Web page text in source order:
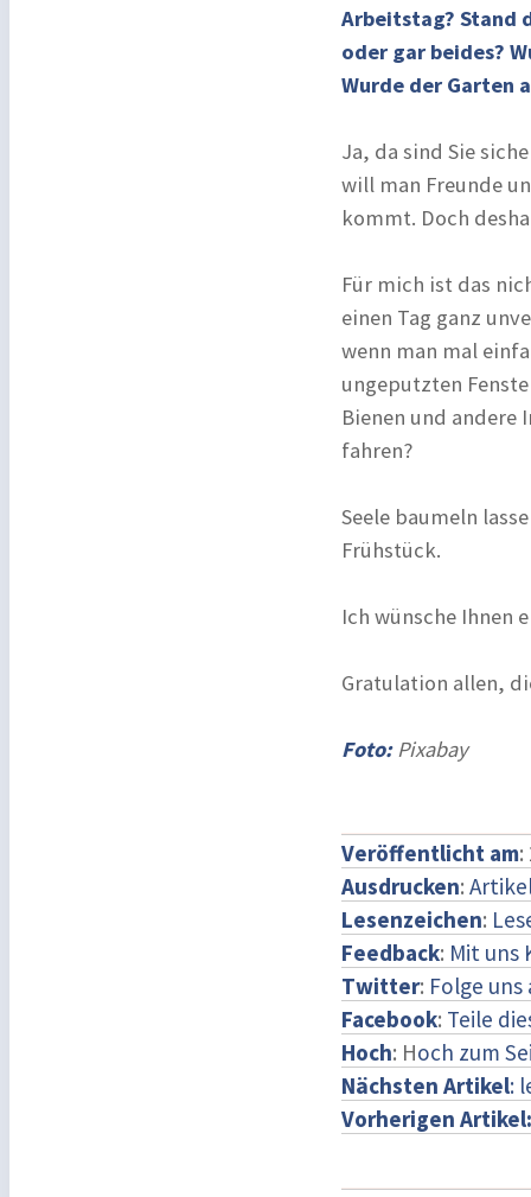
Arbeitstag? Stand
oder gar beides?
Wurde der Garten
Ja, da sind Sie
will man Freunde
kommt. Doch
Für mich ist das
einen Tag ganz
wenn man mal
ungeputzten
Bienen und andere
fahren?
Seele baumeln
Frühstück.
Ich wünsche Ihnen
Gratulation allen,
Foto:Pixabay
Veröffentlicht am:
Ausdrucken:
Lesenzeichen:
Feedback: Mit uns
Twitter: Folge
Facebook: Teile
Hoch: Hoch zum
Nächsten Artikel:
Vorherigen